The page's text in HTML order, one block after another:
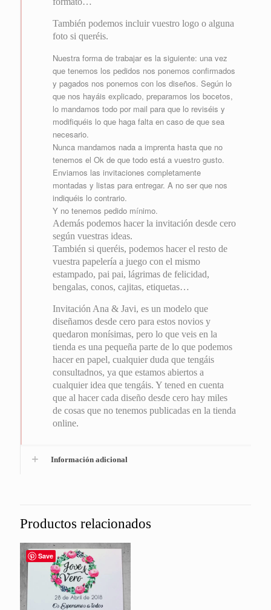
También podemos incluir vuestro logo o alguna
foto si queréis.
Nuestra forma de trabajar es la siguiente: una vez
que tenemos los pedidos nos ponemos confirmados
y pagados nos ponemos con los diseños. Según lo
que nos hayáis explicado, preparamos los bocetos,
lo mandamos todo por mail para que lo reviséis y
modifiquéis lo que haga falta en caso de que sea
necesario.
Nunca mandamos nada a imprenta hasta que no
tenemos el Ok de que todo está a vuestro gusto.
Enviamos las invitaciones completamente
montadas y listas para entregar. A no ser que nos
indiquéis lo contrario.
Y no tenemos pedido mínimo.
Además podemos hacer la invitación desde cero
según vuestras ideas.
También si queréis, podemos hacer el resto de
vuestra papelería a juego con el mismo
estampado, pai pai, lágrimas de felicidad,
bengalas, conos, cajitas, etiquetas…
Invitación Ana & Javi, es un modelo que
diseñamos desde cero para estos novios y
quedaron monísimas, pero lo que veis en la
tienda es una pequeña parte de lo que podemos
hacer en papel, cualquier duda que tengáis
consultadnos, ya que estamos abiertos a
cualquier idea que tengáis. Y tened en cuenta
que al hacer cada diseño desde cero hay miles
de cosas que no tenemos publicadas en la tienda
online.
Información adicional
Productos relacionados
Save